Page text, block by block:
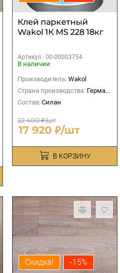
Клей паркетный
Wakol 1К MS 228 18кг
Артикул - 00-00003754
В наличии
Производитель: Wakol
Страна производства: Германия
Состав: Силан
22 400 ₽/шт
17 920 ₽/шт
В КОРЗИНУ
Скидка! -15%